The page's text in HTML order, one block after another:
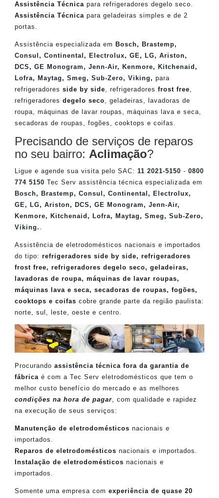
Assistência Técnica para refrigeradores degelo seco.
Assistência Técnica para geladeiras simples e de 2
portas.
Assistência especializada em Bosch, Brastemp,
Consul , Continental , Electrolux, GE, LG, Ariston,
DCS , GE Monogram , Jenn-Air, Kenmore, Kitchenaid ,
Lofra, Maytag , Smeg , Sub-Zero, Viking , para
refrigeradores side by side, refrigeradores frost free,
refrigeradores degelo seco, geladeiras, lavadoras de
roupa, máquinas de lavar roupas, máquinas lava e seca,
secadoras de roupas, fogões, cooktops e coifas.
Precisando de serviços de reparos
no seu bairro: Aclimação?
Ligue e agende sua visita pelo SAC: 11 2021-5150 - 0800
774 5150 Tec Serv assistência técnica especializada em
Bosch, Brastemp, Consul , Continental , Electrolux,
GE, LG, Ariston, DCS , GE Monogram , Jenn-Air,
Kenmore, Kitchenaid , Lofra, Maytag , Smeg , Sub-Zero,
Viking. .
Assistência de eletrodomésticos nacionais e importados
do tipo: refrigeradores side by side, refrigeradores
frost free, refrigeradores degelo seco, geladeiras,
lavadoras de roupa, máquinas de lavar roupas,
máquinas lava e seca, secadoras de roupas, fogões,
cooktops e coifas cobre grande parte da região paulista:
norte, sul, leste, oeste e centro.
Procurando assistência técnica fora da garantia de
fábrica é com a Tec Serv eletrodomésticos que tem o
melhor custo benefício do mercado e as melhores
condições na hora de pagar, com qualidade e rapidez
na execução de seus serviços:
Manutenção de eletrodomésticos nacionais e
importados.
Reparos de eletrodomésticos nacionais e importados.
Instalação de eletrodomésticos nacionais e
importados.
Somente uma empresa com experiência de quase 20